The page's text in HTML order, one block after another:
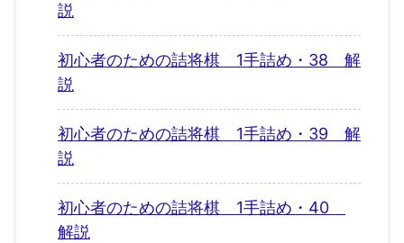
説
初心者のための詰将棋 1手詰め・38 解
説
初心者のための詰将棋 1手詰め・39 解
説
初心者のための詰将棋 1手詰め・40
解説